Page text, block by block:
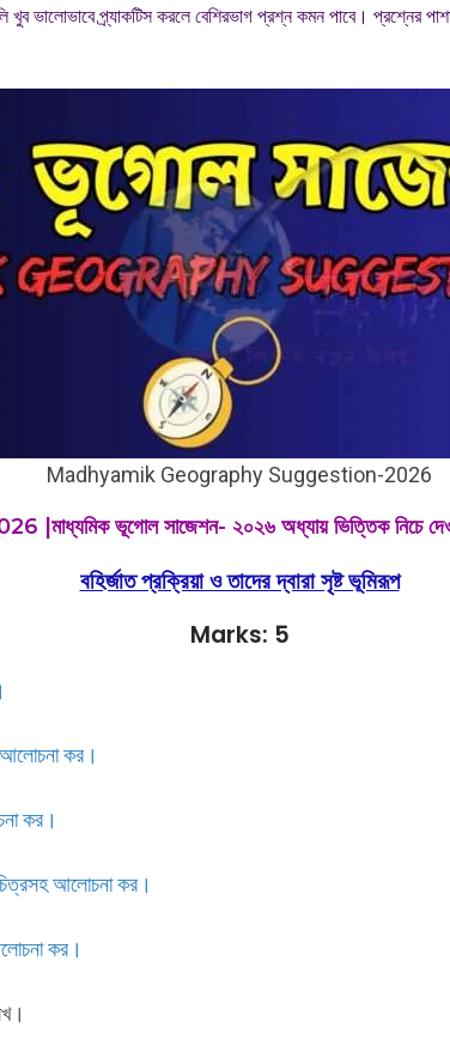
ভালোভাবে প্র্যাকটিস করলে বেশিরভাগ প্রশ্ন কমন পাবে। প্রশ্নের
Madhyamik Geography Suggestion-2026
ভূগোল সাজেশন- ২০২৬ অধ্যায় ভিত্তিক নিচে
বহির্জাত প্রক্রিয়া ও তাদের দ্বারা সৃষ্ট ভূমিরূপ
Marks: 5
আলোচনা কর।
কর।
চিত্রসহ আলোচনা কর।
কর।